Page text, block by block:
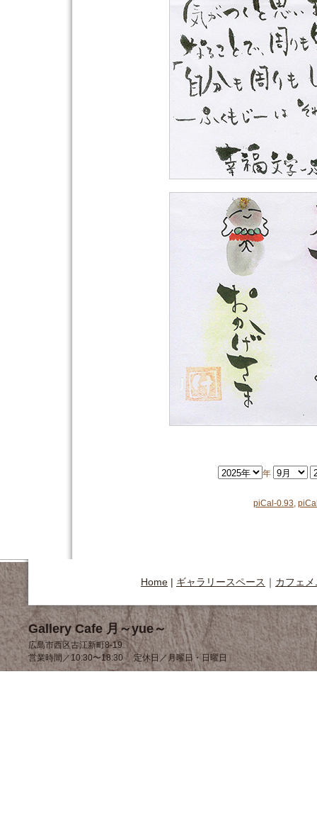
年
piCal-0.93,
Home | ギャラリースペース ｜ カフェ
Gallery Cafe 月～yue～
広島市西区古江新町8-19
営業時間／10:30〜18:30 定休日／月曜日・日曜日